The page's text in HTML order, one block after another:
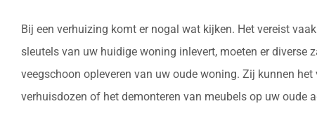
Bij een verhuizing komt er nogal wat kijken. Het vereist
sleutels van uw huidige woning inlevert, moeten er diverse
veegschoon opleveren van uw oude woning. Zij kunnen
verhuisdozen of het demonteren van meubels op uw oude